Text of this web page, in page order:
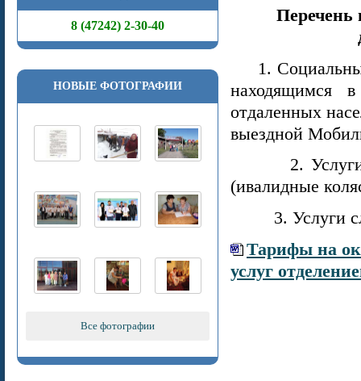
8 (47242) 2-30-40
НОВЫЕ ФОТОГРАФИИ
Все фотографии
Перечень
1. Социальные
находящимся
отдаленных
выездной
2. Услуги
(ивалидные
3. Услуги
Тарифы на
услуг